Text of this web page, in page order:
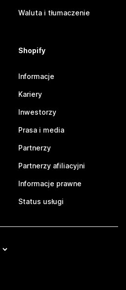
Waluta i tłumaczenie
Shopify
Informacje
Kariery
Inwestorzy
Prasa i media
Partnerzy
Partnerzy afiliacyjni
Informacje prawne
Status usługi